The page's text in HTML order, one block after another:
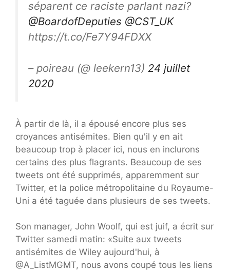
séparent ce raciste parlant nazi?
@BoardofDeputies @CST_UK
https://t.co/Fe7Y94FDXX
– poireau (@ leekern13) 24 juillet
2020
À partir de là, il a épousé encore plus ses
croyances antisémites. Bien qu'il y en ait
beaucoup trop à placer ici, nous en inclurons
certains des plus flagrants. Beaucoup de ses
tweets ont été supprimés, apparemment sur
Twitter, et la police métropolitaine du Royaume-
Uni a été taguée dans plusieurs de ses tweets.
Son manager, John Woolf, qui est juif, a écrit sur
Twitter samedi matin: «Suite aux tweets
antisémites de Wiley aujourd'hui, à
@A_ListMGMT, nous avons coupé tous les liens